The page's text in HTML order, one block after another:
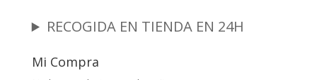
RECOGIDA EN TIENDA EN 24H
Mi Compra